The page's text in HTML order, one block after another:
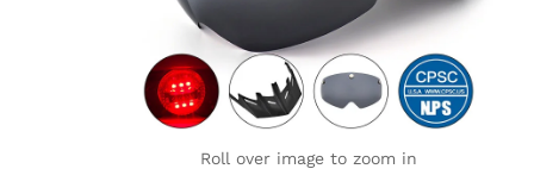
Roll over image to zoom in